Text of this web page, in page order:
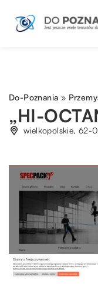
Do-Poznania »
„HI-
wielkopolskie, 62-